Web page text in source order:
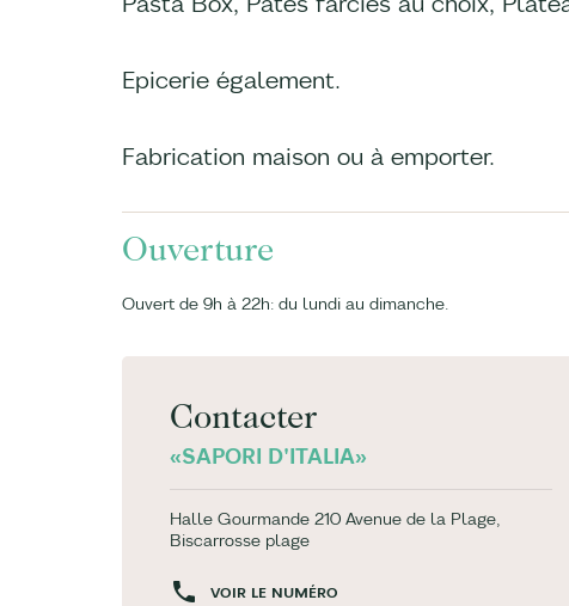
Epicerie également.
Fabrication maison ou à emporter.
Ouverture
Ouvert de 9h à 22h: du lundi au dimanche.
Contacter
«SAPORI D'ITALIA»
Halle Gourmande 210 Avenue de la Plage,
Biscarrosse plage
VOIR LE NUMÉRO